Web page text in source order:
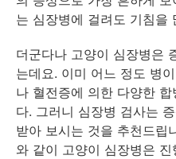
는 심장병에 걸려도 기침을
더군다나 고양이 심장병은
는데요. 이미 어느 정도 병
나 혈전증에 의한 다양한
다. 그러니 심장병 검사는
받아 보시는 것을 추천드립
와 같이 고양이 심장병은